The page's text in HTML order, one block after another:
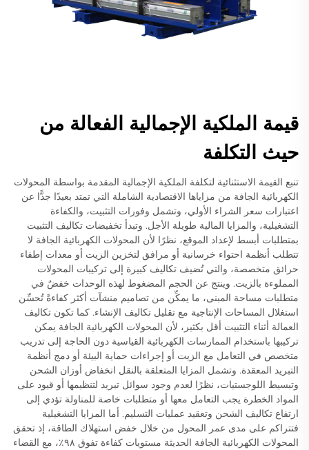
قيمة الملكية الإجمالية الفعالة من
حيث التكلفة
تنبع القيمة الاستثنائية لتكلفة الملكية الإجمالية المقدمة بواسطة المحولات
الكهربائية الجافة من مزاياها الاقتصادية الشاملة التي تمتد بعيدًا جدًّا عن
اعتبارات سعر الشراء الأولي، وتشمل وفورات التثبيت، والكفاءة
التشغيلية، والمزايا المالية طويلة الأجل. وتبدأ تخفيضات تكاليف التثبيت
بمتطلبات أبسط لإعداد الموقع، نظرًا لأن المحولات الكهربائية الجافة لا
تتطلب أنظمة احتواء خرسانية أو مرافق لتخزين الزيت أو معدات إطفاء
حرائق متخصصة، والتي تُضيف تكاليف كبيرة إلى تركيبات المحولات
المملوءة بالزيت. وينتج عن الحجم المضغوط لهذه الوحدات خفضٌ في
متطلبات مساحة المبنى، ما يمكِّن من تصاميم منشآت أكثر كفاءةً تُحسِّن
استغلال المساحات الإنتاجية مع تقليل تكاليف الإنشاء. كما تكون تكاليف
العمالة أثناء التثبيت أقل بكثير، لأن المحولات الكهربائية الجافة يمكن
تركيبها باستخدام الممارسات الكهربائية القياسية دون الحاجة إلى تدريب
متخصص في التعامل مع الزيت أو إجراءات حماية البيئة أو دمج أنظمة
التبريد المعقدة. وتشمل المزايا المتعلقة بالنقل انخفاض أوزان الشحن
وتبسيط اللوجستيات، نظرًا لعدم وجود سوائل تبريد لتنظيمها أو قيود على
المواد الخطرة يجب التعامل معها أو متطلبات خاصة للمناولة تؤدي إلى
ارتفاع تكاليف الشحن وتعقيد عمليات التسليم. أما المزايا التشغيلية
فتتراكم على مدى عمر المحول من خلال خفض استهلاك الطاقة، إذ تحقق
المحولات الكهربائية الجافة الحديثة مستويات كفاءة تفوق ٩٨٪، مع القضاء